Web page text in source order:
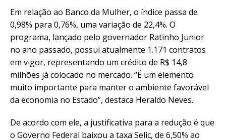
Em relação ao Banco da Mulher, o índice passa de
0,98% para 0,76%, uma variação de 22,4%. O
programa, lançado pelo governador Ratinho Junior
no ano passado, possui atualmente 1.171 contratos
em vigor, representando um crédito de R$ 14,8
milhões já colocado no mercado. “É um elemento
muito importante para manter o ambiente favorável
da economia no Estado”, destaca Heraldo Neves.
De acordo com ele, a justificativa para a redução é que
o Governo Federal baixou a taxa Selic, de 6,50% ao